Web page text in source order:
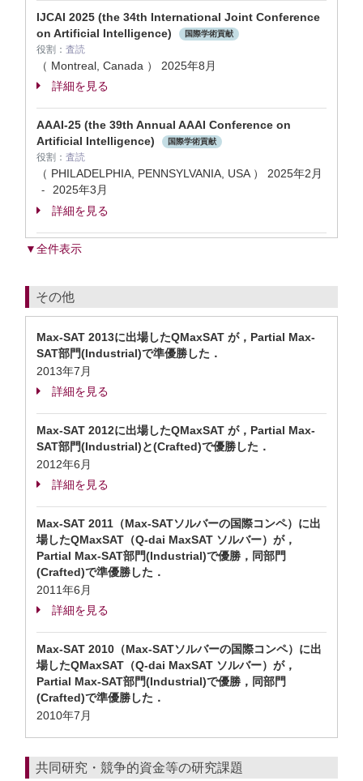
IJCAI 2025 (the 34th International Joint Conference
on Artificial Intelligence)
国際学術貢献
役割： 査読
（ Montreal, Canada ） 2025年8月
詳細を見る
AAAI-25 (the 39th Annual AAAI Conference on
Artificial Intelligence)
国際学術貢献
役割： 査読
（ PHILADELPHIA, PENNSYLVANIA, USA ） 2025年2月
-
2025年3月
詳細を見る
▼全件表示
その他
Max-SAT 2013に出場したQMaxSAT が，Partial Max-
SAT部門(Industrial)で準優勝した．
2013年7月
詳細を見る
Max-SAT 2012に出場したQMaxSAT が，Partial Max-
SAT部門(Industrial)と(Crafted)で優勝した．
2012年6月
詳細を見る
Max-SAT 2011（Max-SATソルバーの国際コンペ）に出
場したQMaxSAT（Q-dai MaxSAT ソルバー）が，
Partial Max-SAT部門(Industrial)で優勝，同部門
(Crafted)で準優勝した．
2011年6月
詳細を見る
Max-SAT 2010（Max-SATソルバーの国際コンペ）に出
場したQMaxSAT（Q-dai MaxSAT ソルバー）が，
Partial Max-SAT部門(Industrial)で優勝，同部門
(Crafted)で準優勝した．
2010年7月
共同研究・競争的資金等の研究課題